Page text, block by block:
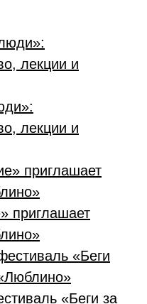
лекции и
приглашает
«Беги за